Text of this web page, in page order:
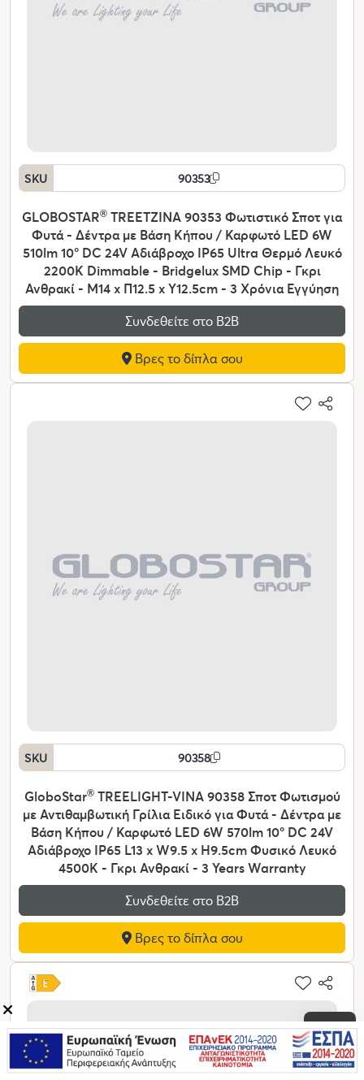
SKU 90353
GLOBOSTAR® TREETZINA 90353 Φωτιστικό Σποτ για
Φυτά - Δέντρα με Βάση Κήπου / Καρφωτό LED 6W
510lm 10° DC 24V Αδιάβροχο IP65 Ultra Θερμό Λευκό
2200K Dimmable - Bridgelux SMD Chip - Γκρι
Ανθρακί - Μ14 x Π12.5 x Υ12.5cm - 3 Χρόνια Εγγύηση
Συνδεθείτε στο Β2Β
Βρες το δίπλα σου
SKU 90358
GloboStar®TREELIGHT-VINA 90358 Σποτ Φωτισμού
με Αντιθαμβωτική Γρίλια Ειδικό για Φυτά - Δέντρα με
Βάση Κήπου / Καρφωτό LED 6W 570lm 10° DC 24V
Αδιάβροχο IP65 L13 x W9.5 x H9.5cm Φυσικό Λευκό
4500K - Γκρι Ανθρακί - 3 Years Warranty
Συνδεθείτε στο Β2Β
Βρες το δίπλα σου